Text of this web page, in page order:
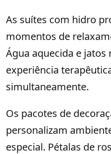
As suítes com hidro
momentos de
Água aquecida e
experiência
simultaneamente.
Os pacotes de
personalizam
especial. Pétalas de